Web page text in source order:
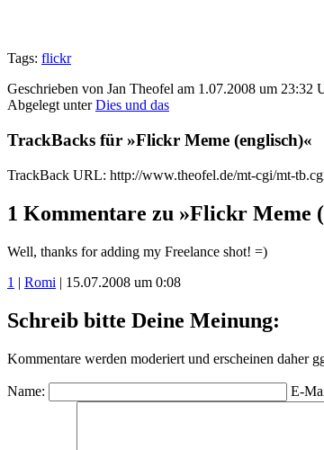
Tags: flickr
Geschrieben von Jan Theofel am 1.07.2008 um 23:32
Abgelegt unterDies und das
TrackBacks für »Flickr Meme (englisch)«
TrackBack URL: http://www.theofel.de/mt-cgi/mt-
1 Kommentare zu »Flickr Meme
Well, thanks for adding my Freelance shot! =)
1 | Romi | 15.07.2008 um 0:08
Schreib bitte Deine Meinung:
Kommentare werden moderiert und erscheinen daher
Name: E-